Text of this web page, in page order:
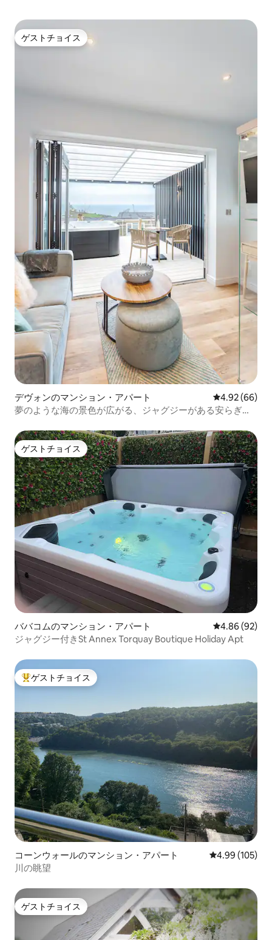
ゲストチョイス
ゲストチョイス
デヴォンのマンション・アパート レビュー66
4.92 (66)
夢のような海の景色が広がる、ジャグジーがある安らぎの
ゲストチョイス
ゲストチョイス
ババコムのマンション・アパート レビュー92
4.86 (92)
ジャグジー付きSt Annex Torquay Boutique Holiday Apt
大好評のゲストチョイスです。
ゲストチョイス
コーンウォールのマンション・アパート レビュー105
4.99 (105)
川の眺望
ゲストチョイス
ゲストチョイス